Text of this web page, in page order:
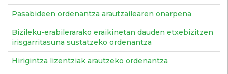
Pasabideen ordenantza arautzailearen onarpena
Bizileku-erabilerarako eraikinetan dauden etxebizitzen
irisgarritasuna sustatzeko ordenantza
Hirigintza lizentziak arautzeko ordenantza